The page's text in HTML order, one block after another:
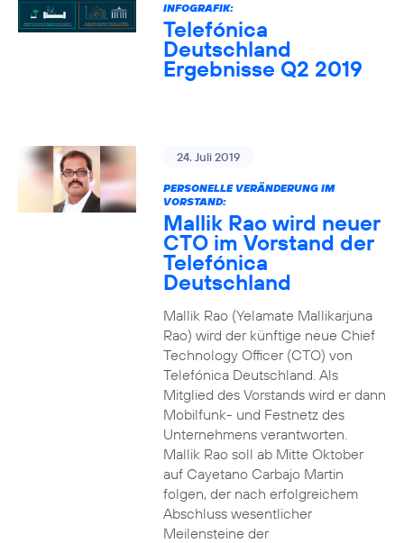
INFOGRAFIK:
Telefónica
Deutschland
Ergebnisse Q2 2019
24. Juli 2019
PERSONELLE VERÄNDERUNG IM
VORSTAND:
Mallik Rao wird neuer
CTO im Vorstand der
Telefónica
Deutschland
Mallik Rao (Yelamate Mallikarjuna
Rao) wird der künftige neue Chief
Technology Officer (CTO) von
Telefónica Deutschland. Als
Mitglied des Vorstands wird er dann
Mobilfunk- und Festnetz des
Unternehmens verantworten.
Mallik Rao soll ab Mitte Oktober
auf Cayetano Carbajo Martin
folgen, der nach erfolgreichem
Abschluss wesentlicher
Meilensteine der